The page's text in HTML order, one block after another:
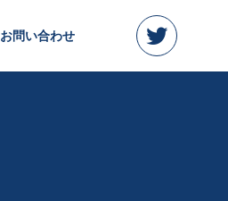
お問い合わせ